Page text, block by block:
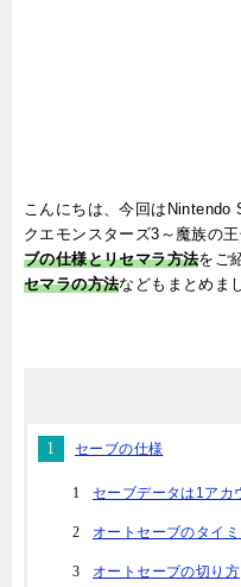
こんにちは、今回は Nintendo
クエモンスターズ3～魔族の
ブの仕様とリセマラ方法をご
セマラの方法などもまとめま
セーブの仕様
セーブデータは1アカ
オートセーブのタイ
オートセーブの切り方